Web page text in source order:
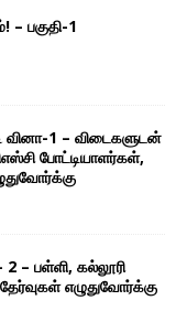
– பகுதி-1
வினா-1 – விடைகளுடன்
போட்டியாளர்கள்,
2 – பள்ளி, கல்லூரி
எழுதுவோர்க்கு